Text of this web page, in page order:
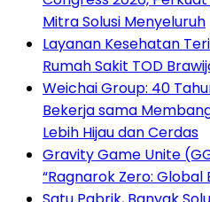
Mitra Solusi Menyeluruh
Layanan Kesehatan
Rumah Sakit TOD
Weichai Group: 40
Bekerja sama
Lebih Hijau dan Cerdas
Gravity Game Unite
“Ragnarok Zero: